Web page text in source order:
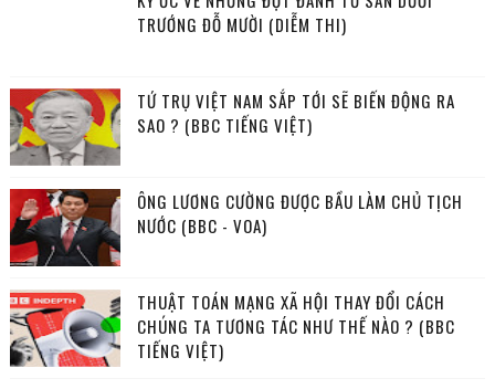
TRƯỚNG ĐỖ MƯỜI (DIỄM THI)
TỨ TRỤ VIỆT NAM SẮP TỚI SẼ BIẾN ĐỘNG RA
SAO ? (BBC TIẾNG VIỆT)
ÔNG LƯƠNG CƯỜNG ĐƯỢC BẦU LÀM CHỦ TỊCH
NƯỚC (BBC - VOA)
THUẬT TOÁN MẠNG XÃ HỘI THAY ĐỔI CÁCH
CHÚNG TA TƯƠNG TÁC NHƯ THẾ NÀO ? (BBC
TIẾNG VIỆT)